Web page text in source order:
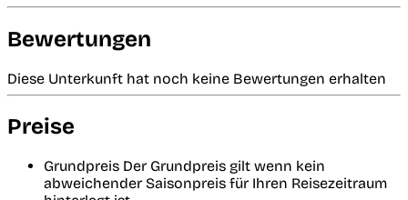
Bewertungen
Diese Unterkunft hat noch keine Bewertungen erhalten
Preise
Grundpreis Der Grundpreis gilt wenn kein
abweichender Saisonpreis für Ihren Reisezeitraum